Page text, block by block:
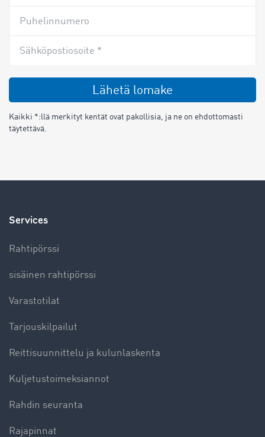
Puhelinnumero
Sähköpostiosoite *
Lähetä lomake
Kaikki *:llä merkityt kentät ovat pakollisia, ja ne on ehdottomasti
täytettävä.
Services
Rahtipörssi
sisäinen rahtipörssi
Varastotilat
Tarjouskilpailut
Reittisuunnittelu ja kulunlaskenta
Kuljetustoimeksiannot
Rahdin seuranta
Rajapinnat